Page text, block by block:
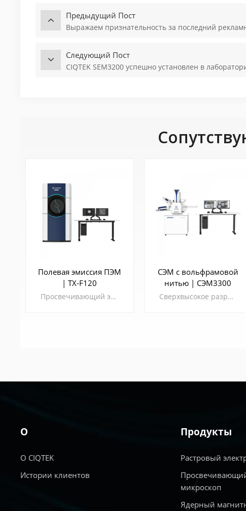
Предыдущий Пост
Выражаем признательность за последний
Следующий Пост
CIQTEK SEM3200 успешно установлен в
Полевая эмиссия ПЭМ
| ТХ-F120
Просвечивающий электронный микроскоп (ПЭМ) 120 кВ 1. Разделенные рабочие пространства: Пользователи работают с TEM в разделенной комнате с комфортом, снижая влияние окружающей среды на TEM. 2. Высокая эксплуатационная эффективность: Специальное программное обеспечение объединяет высокоавтоматизированные процессы, обеспечивая эффективное взаимодействие TEM с мониторингом в реальном времени. 3. Улучшенный опыт эксплуатации: Оборудован автоэмиссионной электронной пушкой с высокоавтоматизированной системой. 4. Высокая расширяемость: Для пользователей зарезервировано достаточное количество интерфейсов для перехода на более высокую конфигурацию, отвечающую разнообразным требованиям приложений.
УЗНАТЬ
СЭМ с вольфрамовой
нитью | СЭМ3300
Сверхвысокое разрешение Сканирующий электронный микроскоп с вольфрамовой нитью The CIQTEK SEM3300 Сканирующий электронный микроскоп (СЭМ) Включает такие технологии, как "супертуннельная" электронная оптика, внутрилинзовые электронные детекторы и электростатические и электромагнитные составные объективные линзы. Применяя эти технологии к микроскопу с вольфрамовой нитью, можно превзойти давний предел разрешения такого СЭМ, что позволяет СЭМ с вольфрамовой нитью выполнять задачи анализа низкого напряжения, которые ранее были достижимы только с помощью полевых эмиссионных СЭМ.
УЗНАТЬ
О
О CIQTEK
Истории клиентов
Продукты
Растровый
микроскоп
Ядерный